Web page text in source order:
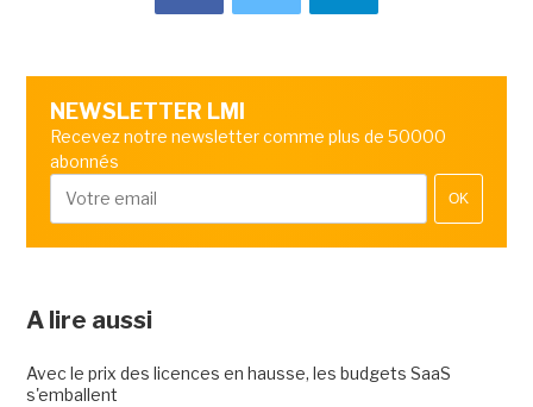
NEWSLETTER LMI
Recevez notre newsletter comme plus de 50000
abonnés
OK
A lire aussi
Avec le prix des licences en hausse, les budgets SaaS
s'emballent